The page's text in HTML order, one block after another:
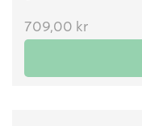
709,00 kr